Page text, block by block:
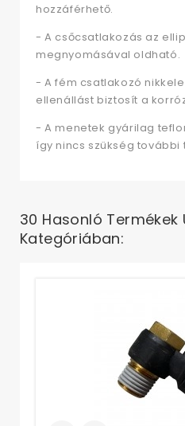
hozzáférhető.
- A csőcsatlakozás az
megnyomásával oldható.
- A fém csatlakozó
ellenállást biztosít a
- A menetek gyárilag
így nincs szükség további
30 Hasonló Termékek
Kategóriában: